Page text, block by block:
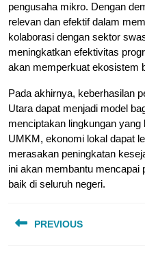
pengusaha mikro. Dengan
relevan dan efektif dalam
kolaborasi dengan sektor
meningkatkan efektivitas
akan memperkuat ekosistem
Pada akhirnya, keberhasilan
Utara dapat menjadi model
menciptakan lingkungan
UMKM, ekonomi lokal dapat
merasakan peningkatan
ini akan membantu mencapai
baik di seluruh negeri.
navigation
PREVIOUS